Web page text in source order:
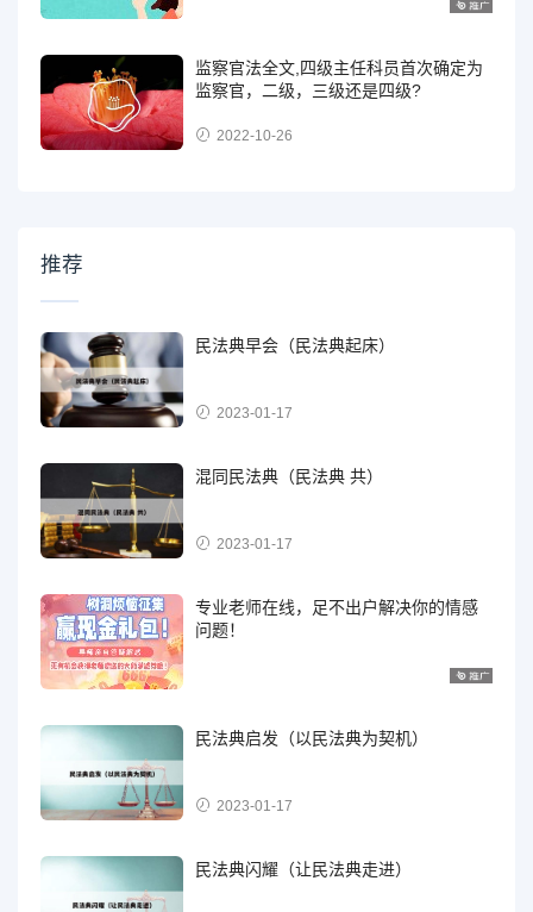
监察官法全文,四级主任科员首次确定为
监察官，二级，三级还是四级?
2022-10-26
推荐
民法典早会（民法典起床）
2023-01-17
混同民法典（民法典 共）
2023-01-17
专业老师在线，足不出户解决你的情感
问题！
民法典启发（以民法典为契机）
2023-01-17
民法典闪耀（让民法典走进）